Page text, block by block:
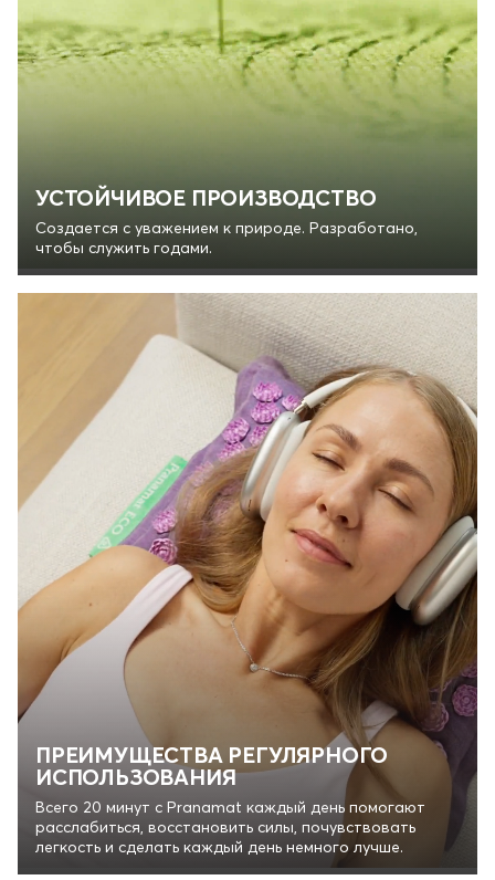
УСТОЙЧИВОЕ ПРОИЗВОДСТВО
Создается с уважением к природе. Разработано,
чтобы служить годами.
ПРЕИМУЩЕСТВА РЕГУЛЯРНОГО
ИСПОЛЬЗОВАНИЯ
Всего 20 минут с Pranamat каждый день помогают
расслабиться, восстановить силы, почувствовать
легкость и сделать каждый день немного лучше.